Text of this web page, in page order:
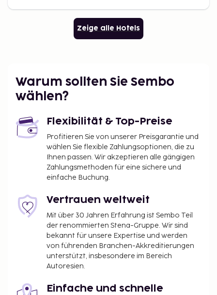
Zeige alle Hotels
Warum sollten Sie Sembo
wählen?
Flexibilität & Top-Preise
Profitieren Sie von unserer Preisgarantie und
wählen Sie flexible Zahlungsoptionen, die zu
Ihnen passen. Wir akzeptieren alle gängigen
Zahlungsmethoden für eine sichere und
einfache Buchung.
Vertrauen weltweit
Mit über 30 Jahren Erfahrung ist Sembo Teil
der renommierten Stena-Gruppe. Wir sind
bekannt für unsere Expertise und werden
von führenden Branchen-Akkreditierungen
unterstützt, insbesondere im Bereich
Autoresien.
Einfache und schnelle